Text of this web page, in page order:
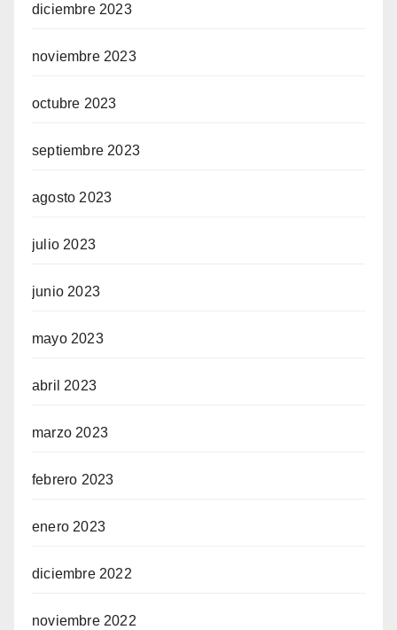
diciembre 2023
noviembre 2023
octubre 2023
septiembre 2023
agosto 2023
julio 2023
junio 2023
mayo 2023
abril 2023
marzo 2023
febrero 2023
enero 2023
diciembre 2022
noviembre 2022